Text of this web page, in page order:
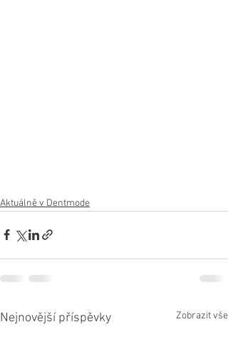
Aktuálně v Dentmode
Nejnovější příspěvky Zobrazit vše